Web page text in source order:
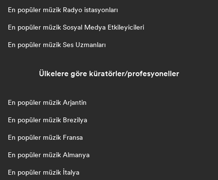
En popüler müzik Radyo istasyonları
En popüler müzik Sosyal Medya Etkileyicileri
En popüler müzik Ses Uzmanları
Ülkelere göre küratörler/profesyoneller
En popüler müzik Arjantin
En popüler müzik Brezilya
En popüler müzik Fransa
En popüler müzik Almanya
En popüler müzik İtalya